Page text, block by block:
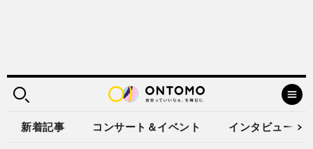
新着記事 コンサート＆イベント インタビュー